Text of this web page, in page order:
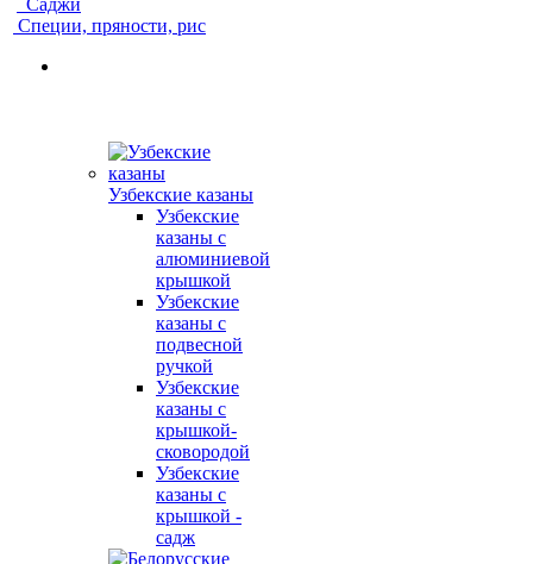
Саджи
Специи, пряности, рис
Узбекские казаны
Узбекские
казаны с
алюминиевой
крышкой
Узбекские
казаны с
подвесной
ручкой
Узбекские
казаны с
крышкой-
сковородой
Узбекские
казаны с
крышкой -
садж